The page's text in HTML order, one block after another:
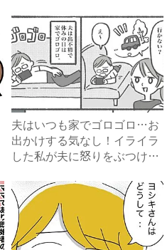
夫はいつも家でゴロゴロ…お
出かけする気なし！イライラ
した私が夫に怒りをぶつける